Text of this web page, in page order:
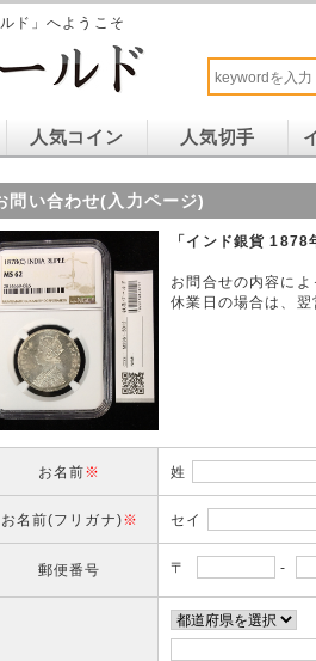
ド」へようこそ
人気コイン 人気切手
問い合わせ(入力ページ)
「インド銀貨
お問合せの内容によ
休業日の場合は、翌
お名前※ 姓
お名前(フリガナ)※ セイ
郵便番号 〒 -